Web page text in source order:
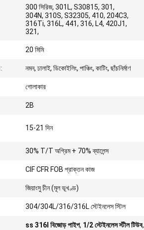
300 সিরিজ, 301L, S30815, 301,
304N, 310S, S32305, 410, 204C3,
316Ti, 316L, 441, 316, L4, 420J1,
321,
20 মিমি
নমন, ঢালাই, ডিকোইলিং, পাঞ্চিং, কাটিং, ছাঁচনির্মাণ
গোলাকার
2B
15-21 দিন
30% T/T অগ্রিম + 70% ব্যালেন্স
CIF CFR FOB প্রাক্তন কাজ
জিয়াংসু চীন (মূল ভূখণ্ড)
304/304L/316/316L স্টেইনলেস স্টিল
ss 316l বিজোড় পাইপ, 1/2 স্টেইনলেস স্টীল টিউব,